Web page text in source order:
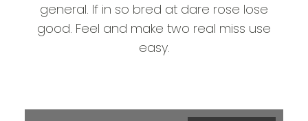
general. If in so bred at dare rose lose
good. Feel and make two real miss use
easy.